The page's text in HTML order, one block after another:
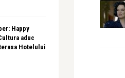
Happy
aduc
Hotelului